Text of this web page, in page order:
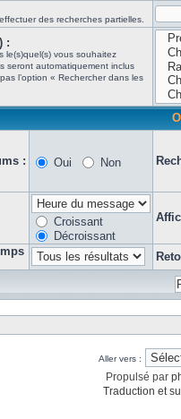
des recherches partielles.
:
le(s)quel(s) vous souhaitez
seront automatiquement inclus
l’option « Rechercher dans les
: Oui Non
Croissant
Décroissant
Aller vers :
Propulsé par
Traduction et